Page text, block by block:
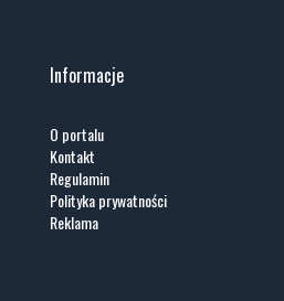
Informacje
O portalu
Kontakt
Regulamin
Polityka prywatności
Reklama